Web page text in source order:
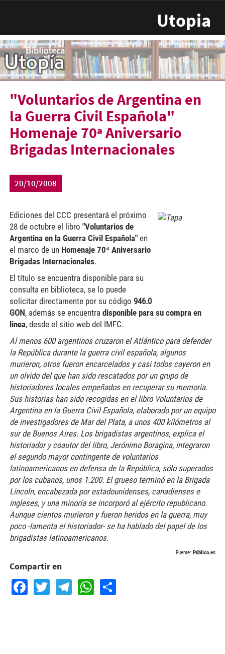
Utopia
"Voluntarios de Argentina en
la Guerra Civil Española"
Homenaje 70ª Aniversario
Brigadas Internacionales
20/10/2008
Ediciones del CCC presentará el próximo
28 de octubre el libro "Voluntarios de
Argentina en la Guerra Civil Española"en
el marco de un Homenaje 70ª Aniversario
Brigadas Internacionales.
El título se encuentra disponible para su
consulta en biblioteca, se lo puede
solicitar directamente por su código 946.0
GON, además se encuentra disponible para su compra en
linea, desde el sitio web del IMFC.
Al menos 600 argentinos cruzaron el Atlántico para defender
la República durante la guerra civil española, algunos
murieron, otros fueron encarcelados y casi todos cayeron en
un olvido del que han sido rescatados por un grupo de
historiadores locales empeñados en recuperar su memoria.
Sus historias han sido recogidas en el libro Voluntarios de
Argentina en la Guerra Civil Española, elaborado por un equipo
de investigadores de Mar del Plata, a unos 400 kilómetros al
sur de Buenos Aires. Los brigadistas argentinos, explica el
historiador y coautor del libro, Jerónimo Boragina, integraron
el segundo mayor contingente de voluntarios
latinoamericanos en defensa de la República, sólo superados
por los cubanos, unos 1.200. El grueso terminó en la Brigada
Lincoln, encabezada por estadounidenses, canadienses e
ingleses, y una minoría se incorporó al ejército republicano.
Aunque cientos murieron y fueron heridos en la guerra, muy
poco -lamenta el historiador- se ha hablado del papel de los
brigadistas latinoamericanos.
Fuente: Público.es
Compartir en
Facebook
TwitterTelegram
WhatsApp
Share